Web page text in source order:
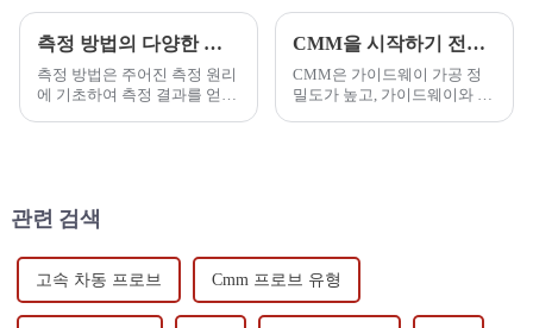
측정 방법의 다양한 분류
측정 방법은 주어진 측정 원리
에 기초하여 측정 결과를 얻는
CMM을 시작하기 전에 작동 방법
CMM은 가이드웨이 가공 정
밀도가 높고, 가이드웨이와 에
관련 검색
고속 차동 프로브 Cmm 프로브 유형